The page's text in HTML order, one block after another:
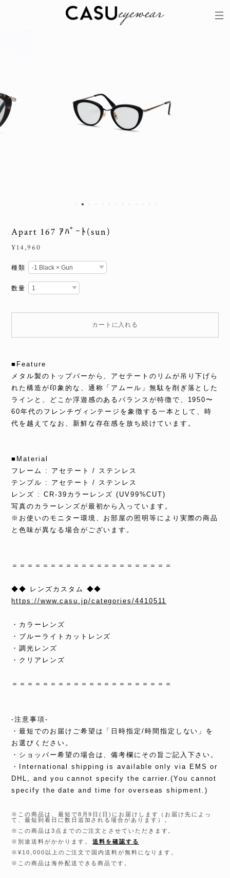
Apart 167 ｱﾊﾟｰﾄ(sun)
¥14,960
種類
数量
カートに入れる
■Feature
メタル製のトップバーから、アセテートのリムが吊り下げら
れた構造が印象的な、通称「アムール」無駄を削ぎ落とした
ラインと、どこか浮遊感のあるバランスが特徴で、1950〜
60年代のフレンチヴィンテージを象徴する一本として、時
代を越えてなお、新鮮な存在感を放ち続けています。
■Material
フレーム : アセテート / ステンレス
テンプル : アセテート / ステンレス
レンズ : CR-39カラーレンズ (UV99%CUT)
写真のカラーレンズが最初から入っています。
※お使いのモニター環境、お部屋の照明等により実際の商品
と色味が異なる場合がございます。
＝＝＝＝＝＝＝＝＝＝＝＝＝＝＝＝＝＝＝＝＝
◆◆ レンズカスタム ◆◆
https://www.casu.jp/categories/4410511
・カラーレンズ
・ブルーライトカットレンズ
・調光レンズ
・クリアレンズ
＝＝＝＝＝＝＝＝＝＝＝＝＝＝＝＝＝＝＝＝＝
-注意事項-
・最短でのお届けご希望は「日時指定/時間指定しない」を
お選びください。
・ショッパー希望の場合は、備考欄にその旨ご記入下さい。
・International shipping is available only via EMS or
DHL, and you cannot specify the carrier.(You cannot
specify the date and time for overseas shipment.)
※この商品は、最短で8月9日(日)にお届けします（お届け先によっ
て、最短到着日に数日追加される場合があります）。
※この商品は3点までのご注文とさせていただきます。
※別途送料がかかります。
送料を確認する
※¥10,000以上のご注文で国内送料が無料になります。
※この商品は海外配送できる商品です。